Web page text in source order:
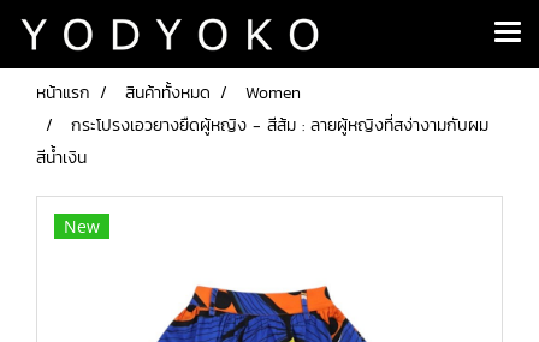
หน้าแรก สินค้าทั้งหมด
Women
กระโปรงเอวยางยืดผู้หญิง - สีส้ม : ลายผู้หญิงที่สง่างามกับผม
สีน้ำเงิน
New